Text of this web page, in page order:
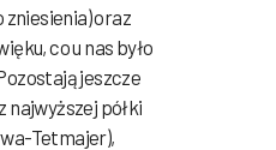
zniesienia) oraz
co u nas było
jeszcze
najwyższej półki
Tetmajer),